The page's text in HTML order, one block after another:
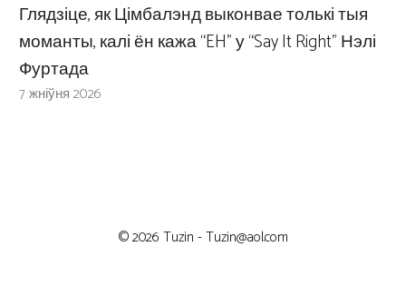
Глядзіце, як Цімбалэнд выконвае толькі тыя
моманты, калі ён кажа “EH” у “Say It Right” Нэлі
Фуртада
7 жніўня 2026
© 2026 Tuzin -Tuzin@aol.com